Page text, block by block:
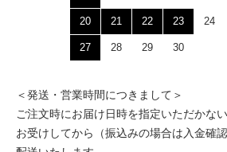
20 21 22 23 24
27 28 29 30
＜発送・営業時間につきまして＞
ご注文時にお届け日時を指定いただかな
お受けしてから（振込みの場合は入金確